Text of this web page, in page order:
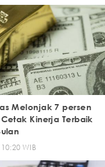
Melonjak 7 persen
Kinerja Terbaik
WIB